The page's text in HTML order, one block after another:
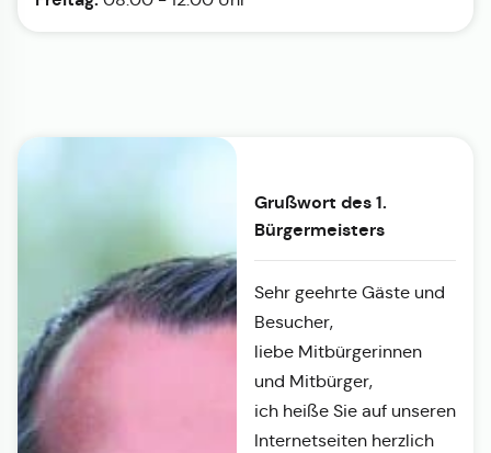
Grußwort des 1.
Bürgermeisters
Sehr geehrte Gäste und
Besucher,
liebe Mitbürgerinnen
und Mitbürger,
ich heiße Sie auf unseren
Internetseiten herzlich